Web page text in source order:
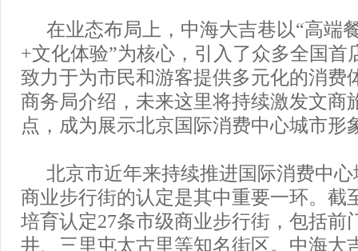
在业态布局上，中海大吉巷以“高端
+文化体验”为核心，引入了众多全国首
致力于为市民和游客提供多元化的消费
商务局介绍，未来这里将持续激发文商
点，成为展示北京国际消费中心城市形
北京市近年来持续推进国际消费中
商业步行街的认定是其中重要一环。截
培育认定27条市级商业步行街，包括前
井、三里屯太古里等知名街区。中海大